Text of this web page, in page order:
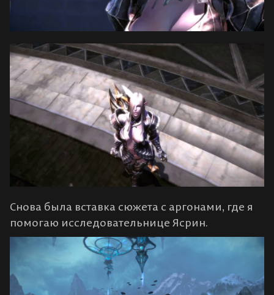
Снова была вставка сюжета с аргонами, где я
помогаю исследовательнице Ясрин.